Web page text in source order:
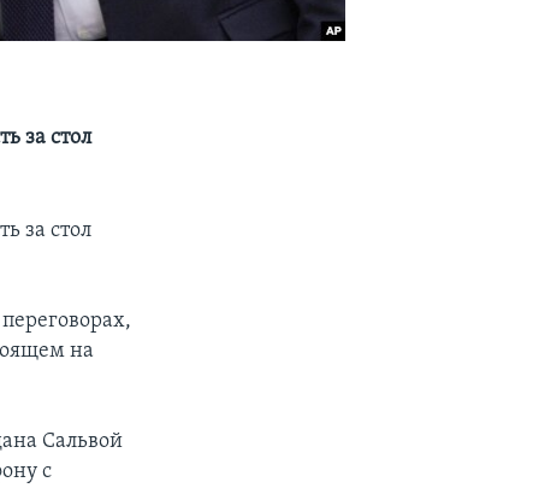
за стол
за стол
на
Сальвой
с